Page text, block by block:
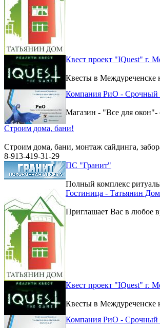
Квест проект "IQuest" г.
Квесты в
Компания РиО - Срочный
Магазин - "Все для
Строим дома, бани!
Строим дома, бани, монтаж сайдинга,
8-913-419-31-29
ПС "Гранит"
Полный комплекс
Гостиница - Татьянин Дом
Приглашает Вас в любое
Квест проект "IQuest" г.
Квесты в
Компания РиО - Срочный